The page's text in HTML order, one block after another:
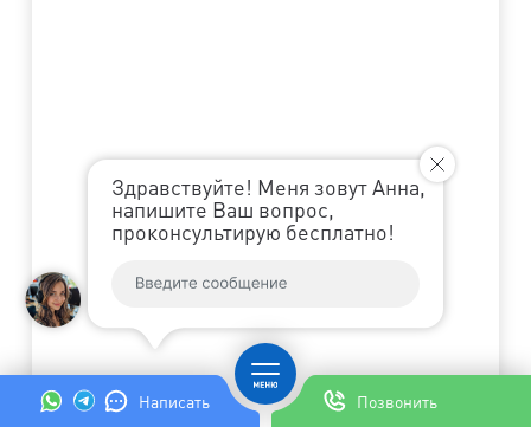
Написать Позвонить
Здравствуйте! Меня зовут Анна,
напишите Ваш вопрос,
проконсультирую бесплатно!